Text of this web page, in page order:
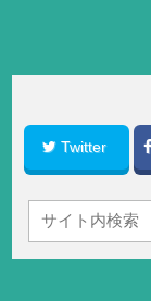
Twitter